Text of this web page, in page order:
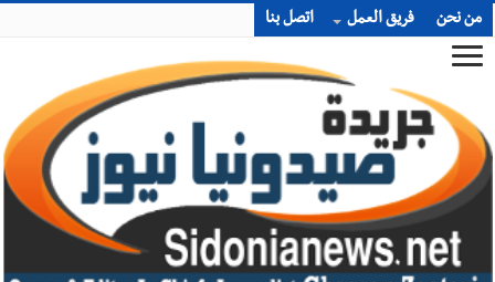
من نحن فريق العمل اتصل بنا